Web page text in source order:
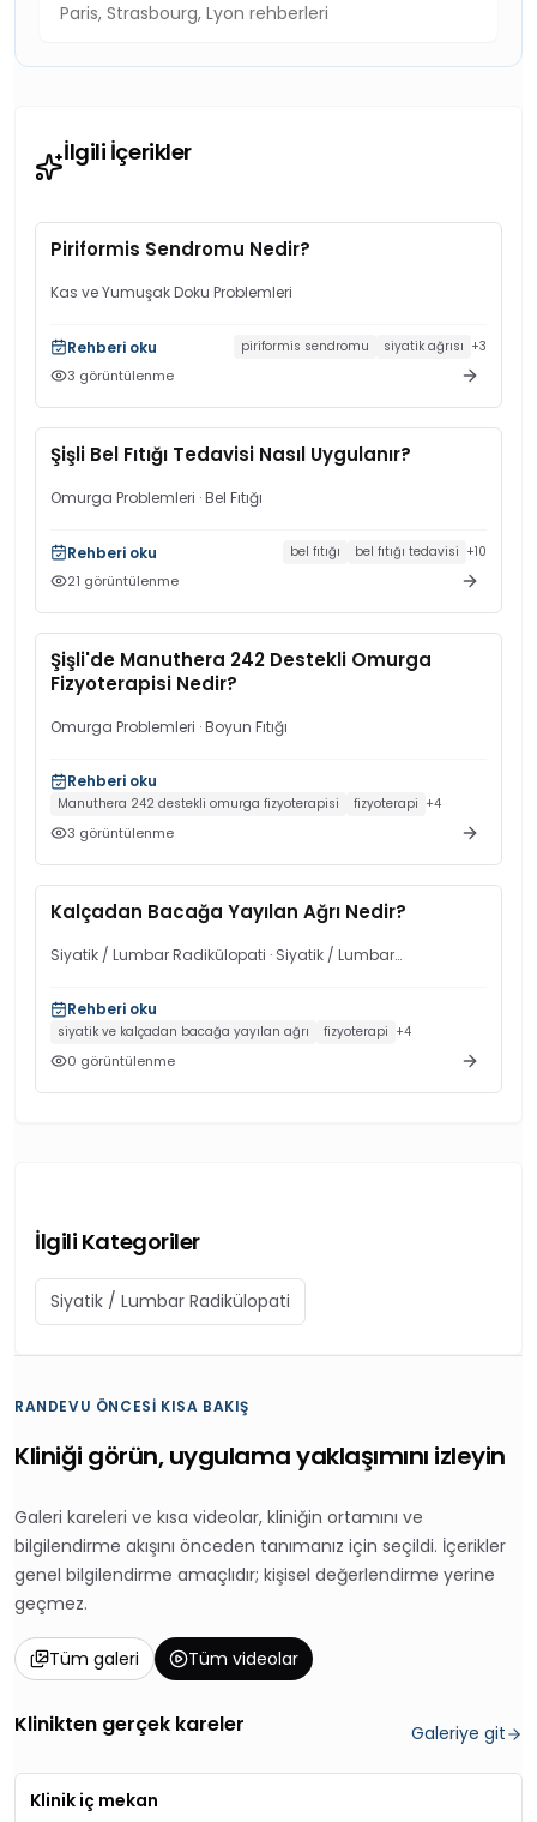
Paris, Strasbourg, Lyon rehberleri
İlgili İçerikler
Piriformis Sendromu Nedir?
Kas ve Yumuşak Doku Problemleri
Rehberi oku piriformis sendromu siyatik ağrısı +3
3 görüntülenme
Şişli Bel Fıtığı Tedavisi Nasıl Uygulanır?
Omurga Problemleri · Bel Fıtığı
Rehberi oku bel fıtığı bel fıtığı tedavisi +10
21 görüntülenme
Şişli'de Manuthera 242 Destekli Omurga
Fizyoterapisi Nedir?
Omurga Problemleri · Boyun Fıtığı
Rehberi oku
Manuthera 242 destekli omurga fizyoterapisi fizyoterapi +4
3 görüntülenme
Kalçadan Bacağa Yayılan Ağrı Nedir?
Siyatik / Lumbar Radikülopati · Siyatik / Lumbar
Rehberi oku
siyatik ve kalçadan bacağa yayılan ağrı fizyoterapi +4
0 görüntülenme
İlgili Kategoriler
Siyatik / Lumbar Radikülopati
RANDEVU ÖNCESI KISA BAKIŞ
Kliniği görün, uygulama yaklaşımını izleyin
Galeri kareleri ve kısa videolar, kliniğin ortamını ve
bilgilendirme akışını önceden tanımanız için seçildi. İçerikler
genel bilgilendirme amaçlıdır; kişisel değerlendirme yerine
geçmez.
Tüm galeri Tüm videolar
Klinikten gerçek kareler Galeriye git
Klinik iç mekan